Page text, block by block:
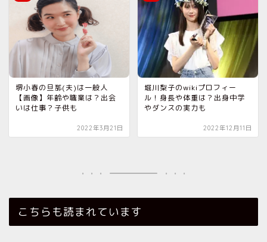
堺小春の旦那(夫)は一般人
【画像】年齢や職業は？出会
いは仕事？子供も
2022年3月21日
堀川梨子のwikiプロフィー
ル！身長や体重は？出身中学
やダンスの実力も
2022年12月11日
こちらも読まれています